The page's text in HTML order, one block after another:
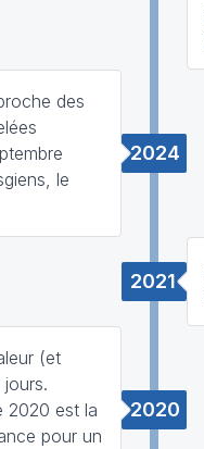
2024
des
le
2021
2020
(et
2020 est la
pour un